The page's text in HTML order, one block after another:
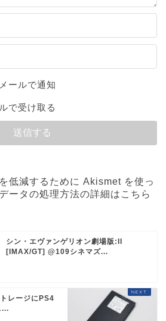
ールで通知
で受け取る
低減するために Akismet を使っ
ータの処理方法の詳細はこちら
シン・エヴァンゲリオン劇場版:II
[IMAX/GT] @109シネマズ...
レージにPS4
...